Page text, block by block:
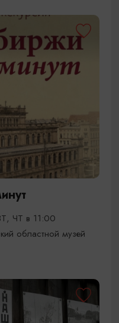
ЧТ в 11:00
областной музей